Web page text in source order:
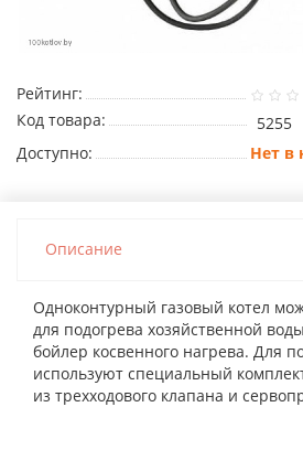
Рейтинг:
Код товара:
5255
Доступно:
Нет в
Описание
Одноконтурный газовый котел
для подогрева хозяйственной
бойлер косвенного нагрева. Для
используют специальный
из трехходового клапана и